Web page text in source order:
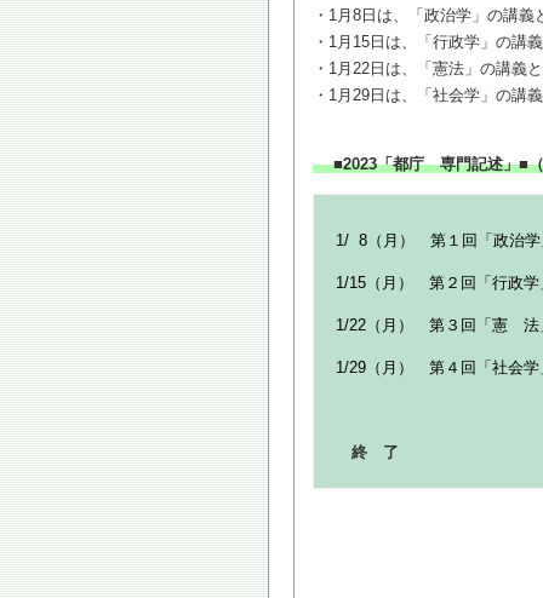
・1月8日は、「政治学」の講義
・1月15日は、「行政学」の講
・1月22日は、「憲法」の講義と
・1月29日は、「社会学」の講
■2023「都庁 専門記述」
1/ 8（月） 第１回「政治
1/15（月） 第２回「行政
1/22（月） 第３回「憲
1/29（月） 第４回「社会
終 了